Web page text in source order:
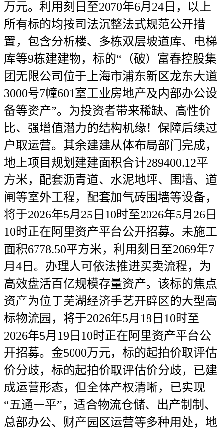
万元。利用刻日至2070年6月24日，以上
所有标的均按司法沉整法式规范公开措
置，包含分析楼、多栋双层坡道库、电梯
库等9栋建建物，标的“（破）富春控股集
团无限公司位于上海市浦东新区龙东大道
3000号7幢601室工业房地产及内部办公设
备等资产”。为投资者带来稀缺、高性价
比、强增值潜力的结构机缘！保障后续过
户取运营。其余建建从体布局部门完成，
地上项目规划建建面积合计289400.12平
方米，配套沥青道、水泥地坪、围墙、道
闸等室外工程，配套加气砖围墙等设备，
将于2026年5月25日10时至2026年5月26日
10时正在阿里资产平台公开招募。未施工
面积6778.50平方米，利用刻日至2069年7
月4日。办理人可依法推进买卖流程，为
高效盘活百亿规模存量资产。该标的焦点
资产为位于芜湖经济手艺开辟区的大型高
标物流园，将于2026年5月18日10时至
2026年5月19日10时正在阿里资产平台公
开招募。金5000万元，标的起拍价取评估
价分歧，标的起拍价取评估价分歧，已建
成运营形态，但全体产权清晰，已实现
“五通一平”，适合物流仓储、出产制制、
总部办公、财产园区运营等多种用处，地